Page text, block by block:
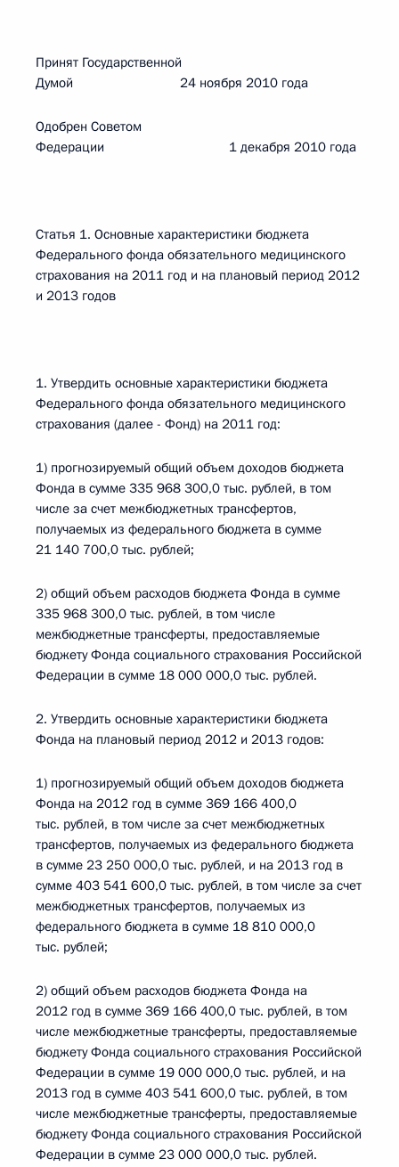
Принят Государственной
Думой 24 ноября 2010 года
Одобрен Советом
Федерации 1 декабря 2010 года
Статья 1. Основные характеристики бюджета
Федерального фонда обязательного медицинского
страхования на 2011 год и на плановый период 2012
и 2013 годов
1. Утвердить основные характеристики бюджета
Федерального фонда обязательного медицинского
страхования (далее - Фонд) на 2011 год:
1) прогнозируемый общий объем доходов бюджета
Фонда в сумме 335 968 300,0 тыс. рублей, в том
числе за счет межбюджетных трансфертов,
получаемых из федерального бюджета в сумме
21 140 700,0 тыс. рублей;
2) общий объем расходов бюджета Фонда в сумме
335 968 300,0 тыс. рублей, в том числе
межбюджетные трансферты, предоставляемые
бюджету Фонда социального страхования Российской
Федерации в сумме 18 000 000,0 тыс. рублей.
2. Утвердить основные характеристики бюджета
Фонда на плановый период 2012 и 2013 годов:
1) прогнозируемый общий объем доходов бюджета
Фонда на 2012 год в сумме 369 166 400,0
тыс. рублей, в том числе за счет межбюджетных
трансфертов, получаемых из федерального бюджета
в сумме 23 250 000,0 тыс. рублей, и на 2013 год в
сумме 403 541 600,0 тыс. рублей, в том числе за счет
межбюджетных трансфертов, получаемых из
федерального бюджета в сумме 18 810 000,0
тыс. рублей;
2) общий объем расходов бюджета Фонда на
2012 год в сумме 369 166 400,0 тыс. рублей, в том
числе межбюджетные трансферты, предоставляемые
бюджету Фонда социального страхования Российской
Федерации в сумме 19 000 000,0 тыс. рублей, и на
2013 год в сумме 403 541 600,0 тыс. рублей, в том
числе межбюджетные трансферты, предоставляемые
бюджету Фонда социального страхования Российской
Федерации в сумме 23 000 000,0 тыс. рублей.